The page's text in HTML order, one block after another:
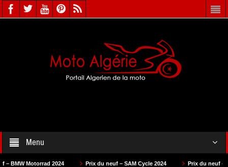
Menu
Prix du neuf – SAM Cycle 2024 Prix du neuf – AS Motors 2024